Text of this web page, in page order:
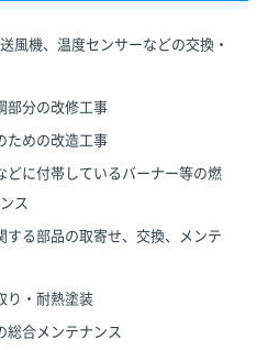
風機、温度センサーなどの交換・
部分の改修工事
ための改造工事
どに付帯しているバーナー等の燃
ス
する部品の取寄せ、交換、メンテ
り・耐熱塗装
総合メンテナンス